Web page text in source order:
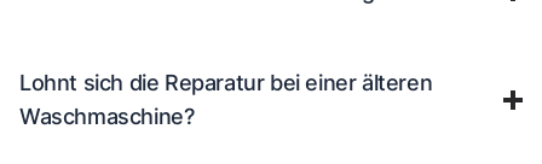
Lohnt sich die Reparatur bei einer älteren
Waschmaschine?